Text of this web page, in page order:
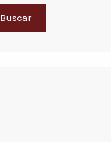
Buscar